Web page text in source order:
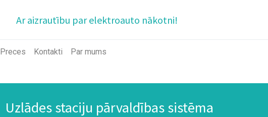
Ar aizrautību par elektroauto nākotni!
Preces Kontakti Par mums
Uzlādes staciju pārvaldības sistēma